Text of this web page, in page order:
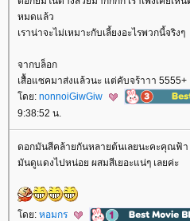
หมดแล้ว
เราน่าจะไม่เหมาะกับเลี้ยงอะไรพวกนี้จริงๆ
จากบล็อก
เสื้อแซคมาส่งแล้วนะ แต่คับจร้าาา 5555+
ดย: nonnoiGiwGiw
9:38:52 น.
ดอกมันสีคล้ายกันหลายต้นเลยนะคะคุณฟ้า
มันดูแดงไปหน่อย ผสมสีเยอะแน่ๆ เลยค่ะ
ดย: หอมกร